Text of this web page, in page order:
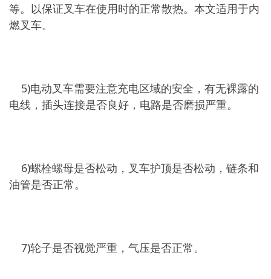
等。以保证叉车在使用时的正常散热。本文适用于内
燃叉车。
5)电动叉车需要注意充电区域的安全，有无裸露的
电线，插头连接是否良好，电路是否磨损严重。
6)螺栓螺母是否松动，叉车护顶是否松动，链条和
油管是否正常。
7)轮子是否视觉严重，气压是否正常。